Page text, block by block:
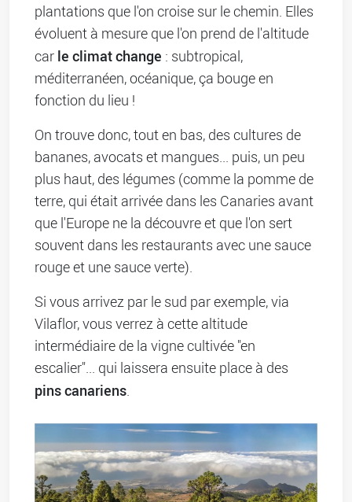
plantations que l'on croise sur le chemin. Elles
évoluent à mesure que l'on prend de l'altitude
car le climat change : subtropical,
méditerranéen, océanique, ça bouge en
fonction du lieu !
On trouve donc, tout en bas, des cultures de
bananes, avocats et mangues... puis, un peu
plus haut, des légumes (comme la pomme de
terre, qui était arrivée dans les Canaries avant
que l'Europe ne la découvre et que l'on sert
souvent dans les restaurants avec une sauce
rouge et une sauce verte).
Si vous arrivez par le sud par exemple, via
Vilaflor, vous verrez à cette altitude
intermédiaire de la vigne cultivée "en
escalier"... qui laissera ensuite place à des
pins canariens.